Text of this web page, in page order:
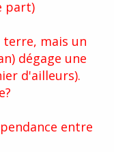
part)
terre, mais un
dégage une
d'ailleurs).
entre